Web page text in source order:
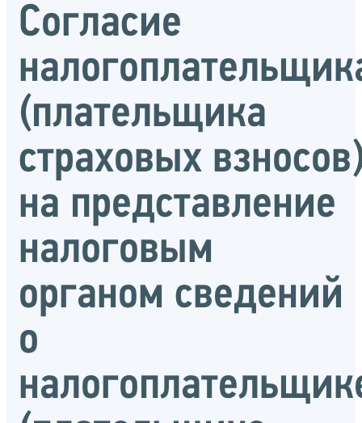
Согласие
(плательщика
страховых
на представление
налоговым
органом сведений
о